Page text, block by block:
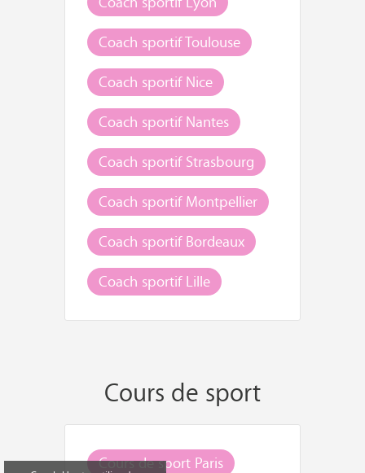
Coach sportif Toulouse
Coach sportif Nice
Coach sportif Nantes
Coach sportif Strasbourg
Coach sportif Montpellier
Coach sportif Bordeaux
Coach sportif Lille
Cours de sport
Cours de sport Paris